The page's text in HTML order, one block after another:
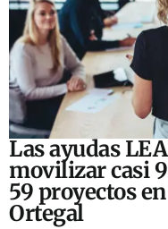
Las ayudas
movilizar casi
59 proyectos
Ortegal